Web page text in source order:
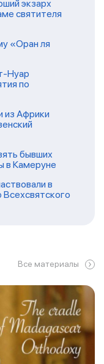
экзарх
святителя
«Оран ля
Нуар
по
из Африки
бывших
в Камеруне
в
Все материалы